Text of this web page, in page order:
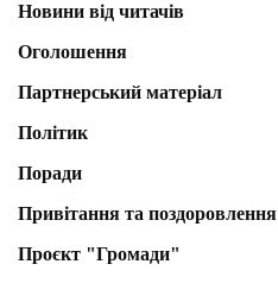
Новини від читачів
Оголошення
Партнерський матеріал
Політик
Поради
Привітання та поздоровлення
Проєкт "Громади"